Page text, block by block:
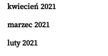
kwiecień 2021
marzec 2021
luty 2021